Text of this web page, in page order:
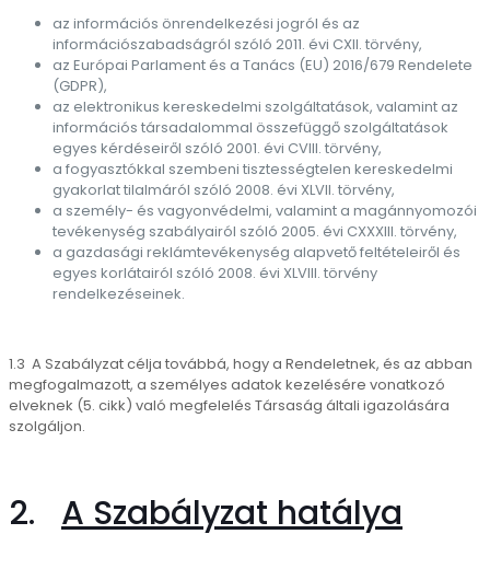
az információs önrendelkezési jogról és az
információszabadságról szóló 2011. évi CXII. törvény,
az Európai Parlament és a Tanács (EU) 2016/679 Rendelete
(GDPR),
az elektronikus kereskedelmi szolgáltatások, valamint az
információs társadalommal összefüggő szolgáltatások
egyes kérdéseiről szóló 2001. évi CVIII. törvény,
a fogyasztókkal szembeni tisztességtelen kereskedelmi
gyakorlat tilalmáról szóló 2008. évi XLVII. törvény,
a személy- és vagyonvédelmi, valamint a magánnyomozói
tevékenység szabályairól szóló 2005. évi CXXXIII. törvény,
a gazdasági reklámtevékenység alapvető feltételeiről és
egyes korlátairól szóló 2008. évi XLVIII. törvény
rendelkezéseinek.
1.3 A Szabályzat célja továbbá, hogy a Rendeletnek, és az abban
megfogalmazott, a személyes adatok kezelésére vonatkozó
elveknek (5. cikk) való megfelelés Társaság általi igazolására
szolgáljon.
2. A Szabályzat hatálya